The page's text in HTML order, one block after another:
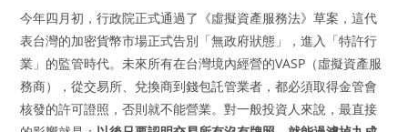
今年四月初，行政院正式通過了《虛擬資產服務法》草案，這代
表台灣的加密貨幣市場正式告別「無政府狀態」，進入「特許行
業」的監管時代。未來所有在台灣境內經營的VASP（虛擬資產服
務商），從交易所、兌換商到錢包託管業者，都必須取得金管會
核發的許可證照，否則就不能營業。對一般投資人來說，最直接